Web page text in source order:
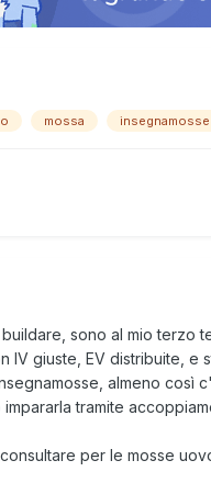
mossa insegnamosse
sono al mio terzo
IV giuste, EV distribuite, e
almeno così
tramite
per le mosse